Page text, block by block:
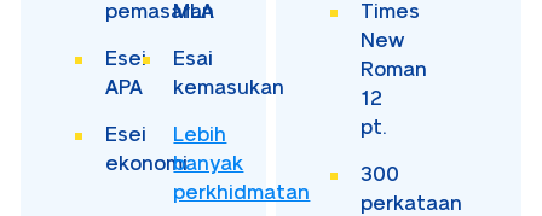
pemasaran
MLA
Esei
APA
Esai
kemasukan
Esei
ekonomi
Lebih
banyak
perkhidmatan
Times
New
Roman
12
pt.
300
perkataan